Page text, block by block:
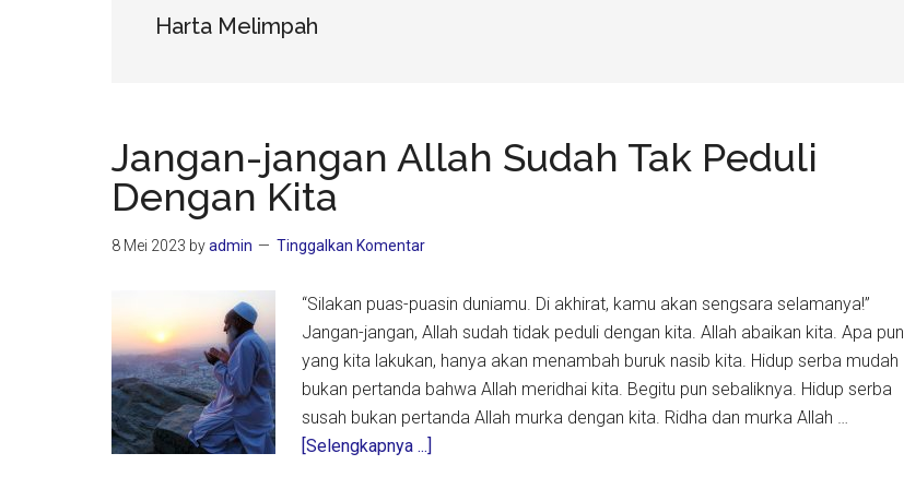
Harta Melimpah
Jangan-jangan Allah Sudah Tak Peduli
Dengan Kita
8 Mei 2023 byadmin Tinggalkan Komentar
“Silakan puas-puasin duniamu. Di akhirat, kamu akan sengsara selamanya!”
Jangan-jangan, Allah sudah tidak peduli dengan kita. Allah abaikan kita. Apa pun
yang kita lakukan, hanya akan menambah buruk nasib kita. Hidup serba mudah
bukan pertanda bahwa Allah meridhai kita. Begitu pun sebaliknya. Hidup serba
susah bukan pertanda Allah murka dengan kita. Ridha dan murka Allah …
[Selengkapnya ...]